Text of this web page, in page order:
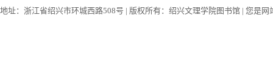
地址：浙江省绍兴市环城西路508号 | 版权所有：绍兴文理学院图书馆 | 您是网